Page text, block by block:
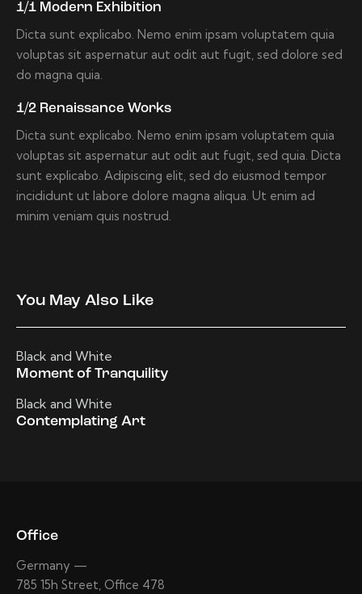
1/1 Modern Exhibition
Dicta sunt explicabo. Nemo enim ipsam voluptatem quia
voluptas sit aspernatur aut odit aut fugit, sed dolore sed
do magna quia.
1/2 Renaissance Works
Dicta sunt explicabo. Nemo enim ipsam voluptatem quia
voluptas sit aspernatur aut odit aut fugit, sed quia. Dicta
sunt explicabo. Adipiscing elit, sed do eiusmod tempor
incididunt ut labore dolore magna aliqua. Ut enim ad
minim veniam quis nostrud.
You May Also Like
Black and White
Moment of Tranquility
Black and White
Contemplating Art
Office
Germany —
785 15h Street, Office 478